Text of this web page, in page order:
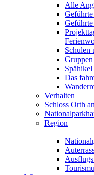
Alle
Schulen
Gruppen
Spähikel
Das
Verhalten
Schloss Orth
Region